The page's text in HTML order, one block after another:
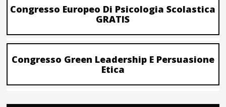
Congresso Europeo Di Psicologia Scolastica
GRATIS
Congresso Green Leadership E Persuasione
Etica